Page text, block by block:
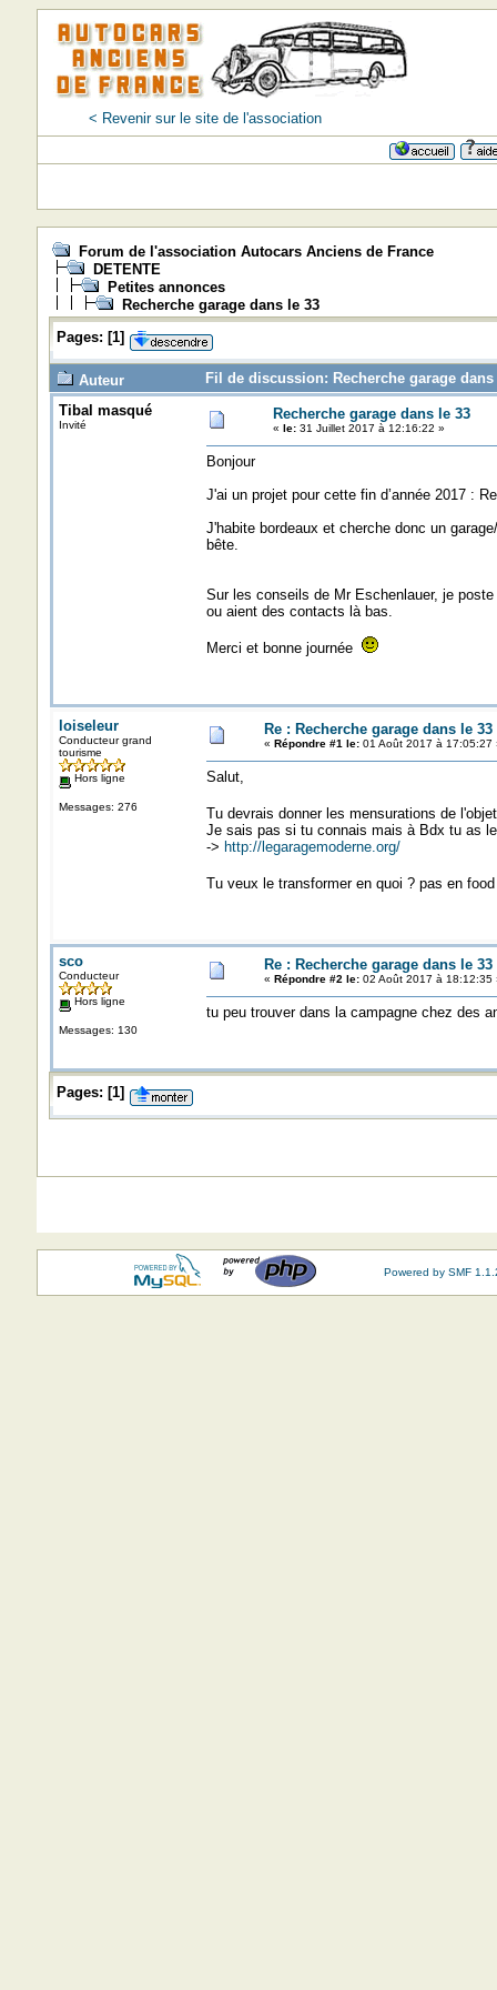
< Revenir sur le site de l'association
Forum de l'association Autocars Anciens de France
DETENTE
Petites annonces
Recherche garage dans le 33
Pages: [1]
Auteur
Fil de discussion: Recherche garage
Tibal masqué
Invité
Recherche garage dans le 33
« le:31 Juillet 2017 à 12:16:22 »
Bonjour
J'ai un projet pour cette fin d’année 2017 :
J'habite bordeaux et cherche donc un
bête.
Sur les conseils de Mr Eschenlauer, je
ou aient des contacts là bas.
Merci et bonne journée
loiseleur
Conducteur grand
tourisme
Hors ligne
Messages: 276
Re : Recherche garage dans le 33
« Répondre #1 le:01 Août 2017 à 17:05:27
Salut,
Tu devrais donner les mensurations de
Je sais pas si tu connais mais à Bdx tu as
-> http://legaragemoderne.org/
Tu veux le transformer en quoi ? pas en
sco
Conducteur
Hors ligne
Messages: 130
Re : Recherche garage dans le 33
« Répondre #2 le:02 Août 2017 à 18:12:35
tu peu trouver dans la campagne chez des
Pages: [1]
Powered by SMF